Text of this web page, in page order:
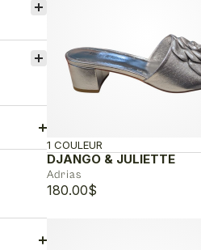
DJANGO & JULIETTE
Adrias
1 COULEUR
180.00$